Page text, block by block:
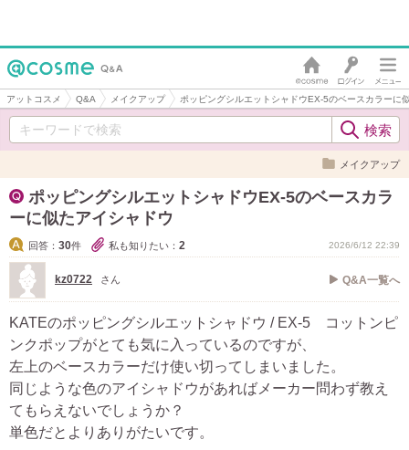
アットコスメ Q&A メイクアップ ポッピングシルエットシャドウEX-5のベースカラーに
メイクアップ
ポッピングシルエットシャドウEX-5のベースカラ
ーに似たアイシャドウ
回答： 30件 私も知りたい： 2 2026/6/12 22:39
kz0722 さん Q&A一覧へ
KATEのポッピングシルエットシャドウ / EX-5 コットンピ
ンクポップがとても気に入っているのですが、
左上のベースカラーだけ使い切ってしまいました。
同じような色のアイシャドウがあればメーカー問わず教え
てもらえないでしょうか？
単色だとよりありがたいです。